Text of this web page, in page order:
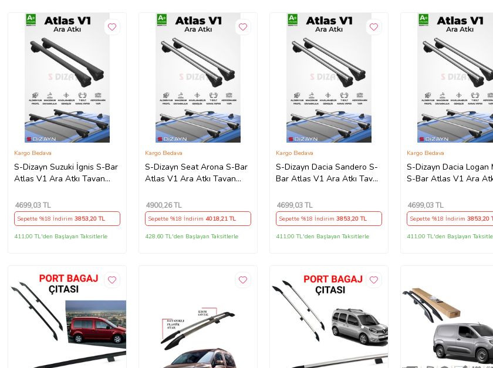
S-Dizayn Suzuki İgnis S-Bar
Atlas V1 Ara Atkı Tavan
2000-2005 A+ Kalite
Kargo Bedava
4699,03 TL
Sepette %18 İndirim 3853,20 TL
411,00 TL'den Başlayan Taksitlerle
S-Dizayn Seat Arona S-Bar
Atlas V1 Ara Atkı Tavan
2017 Üzeri A+ Kalite
Kargo Bedava
4900,26 TL
Sepette %18 İndirim 4018,21 TL
428,60 TL'den Başlayan Taksitlerle
S-Dizayn Dacia Sandero S-
Bar Atlas V1 Ara Atkı Tavan
2008-2012 A+ Kalite
Kargo Bedava
4699,03 TL
Sepette %18 İndirim 3853,20 TL
411,00 TL'den Başlayan Taksitlerle
S-Dizayn Dacia Logan
S-Bar Atlas V1 Ara
Cm 2006-2012 A+ Kalite
Kargo Bedava
4699,03 TL
Sepette %18 İndirim 3853,20
411,00 TL'den Başlayan